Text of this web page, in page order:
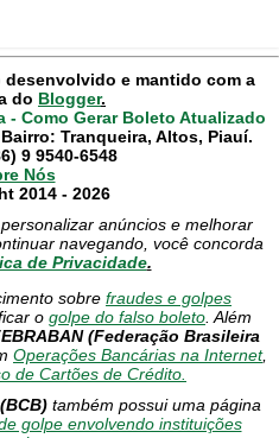
e mantido com a
do Blogger.
- Como Gerar Boleto Atualizado
Tranqueira, Altos, Piauí.
9 9540-6548
Nós
2014 - 2026
anúncios e melhorar
navegando, você concorda
de Privacidade.
sobre fraudes e golpes
o golpe do falso boleto. Além
(Federação Brasileira
Operações Bancárias na Internet,
de Cartões de Crédito.
também possui uma página
golpe envolvendo instituições